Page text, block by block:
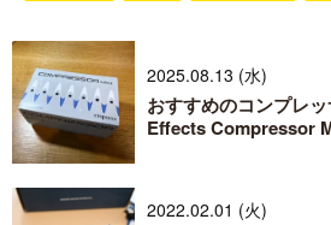
2025.08.13 (水)
おすすめのコンプレ
Effects Compressor
2022.02.01 (火)